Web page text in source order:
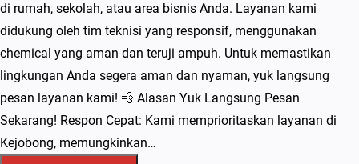
di rumah, sekolah, atau area bisnis Anda. Layanan kami
didukung oleh tim teknisi yang responsif, menggunakan
chemical yang aman dan teruji ampuh. Untuk memastikan
lingkungan Anda segera aman dan nyaman, yuk langsung
pesan layanan kami! 💨 Alasan Yuk Langsung Pesan
Sekarang! Respon Cepat: Kami memprioritaskan layanan di
Kejobong, memungkinkan…